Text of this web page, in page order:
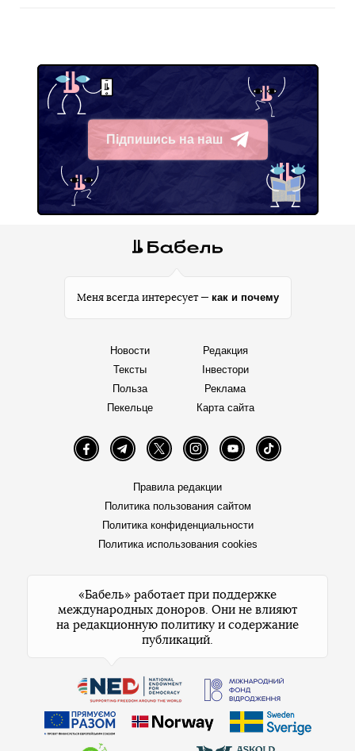
Підпишись на наш
Telegram
Меня всегда интересует — как и почему
Новости
Тексты
Польза
Пекельце
Редакция
Інвестори
Реклама
Карта сайта
FacebookTelegramTwitter InstagramYouTube TikTok
Правила редакции
Политика пользования сайтом
Политика конфиденциальности
Политика использования cookies
«Бабель» работает при поддержке
международных доноров. Они не влияют
на редакционную политику и содержание
публикаций.